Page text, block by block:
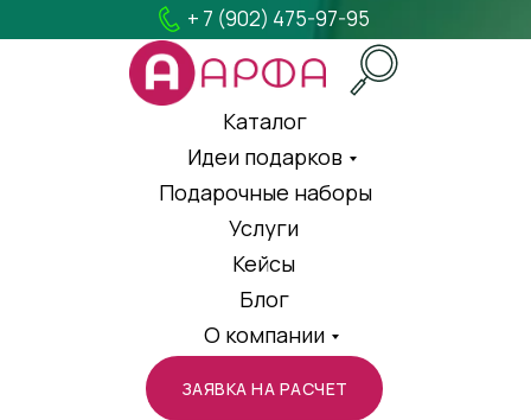
Каталог
Идеи подарков
Подарочные наборы
Кейсы
Блог
Услуги
О компании
+ 7 (902) 475-97-95
ЗАЯВКА НА РАСЧЕТ